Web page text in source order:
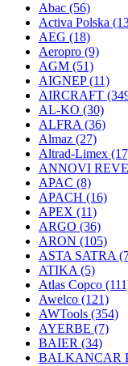
Abac (56)
Activa Polska
AEG (18)
Aeropro (9)
AGM (51)
AIGNEP(11)
AIRCRAFT
AL-KO (30)
ALFRA (36)
Almaz (27)
Altrad-Limex
ANNOVI
APAC (8)
APACH (16)
APEX (11)
ARGO (36)
ARON (105)
ASTA SATRA
ATIKA (5)
Atlas Copco
Awelco (121)
AWTools (354)
AYERBE (7)
BAIER (34)
BALKANCAR